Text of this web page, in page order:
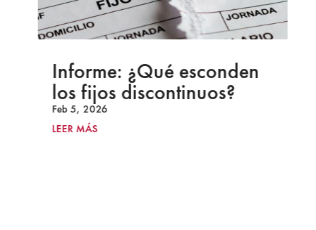
Informe: ¿Qué esconden
los fijos discontinuos?
Feb 5, 2026
LEER MÁS